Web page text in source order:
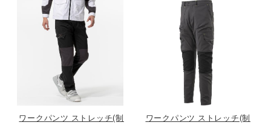
ライフスタイルグッズ
インナー
ワークパンツ ストレッチ(制
ワークパンツ ストレッチ(制